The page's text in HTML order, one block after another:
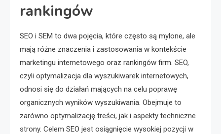
rankingów
SEO i SEM to dwa pojęcia, które często są mylone, ale
mają różne znaczenia i zastosowania w kontekście
marketingu internetowego oraz rankingów firm. SEO,
czyli optymalizacja dla wyszukiwarek internetowych,
odnosi się do działań mających na celu poprawę
organicznych wyników wyszukiwania. Obejmuje to
zarówno optymalizację treści, jak i aspekty techniczne
strony. Celem SEO jest osiągnięcie wysokiej pozycji w